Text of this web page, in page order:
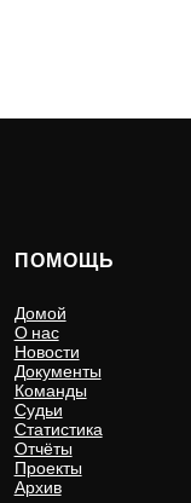
ПОМОЩЬ
Домой
О нас
Новости
Документы
Команды
Судьи
Статистика
Отчёты
Проекты
Архив